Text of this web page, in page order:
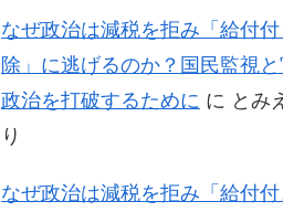
なぜ政治は減税を拒み「給付
除」に逃げるのか？国民監視
政治を打破するために に とみ
り
なぜ政治は減税を拒み「給付